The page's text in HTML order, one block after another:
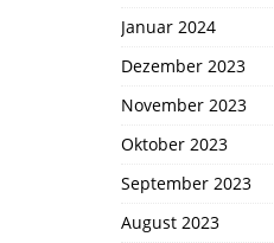
Januar 2024
Dezember 2023
November 2023
Oktober 2023
September 2023
August 2023